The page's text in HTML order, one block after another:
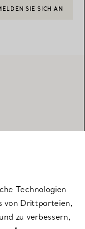
SIE SICH AN
Technologien
von Drittparteien,
zu verbessern,